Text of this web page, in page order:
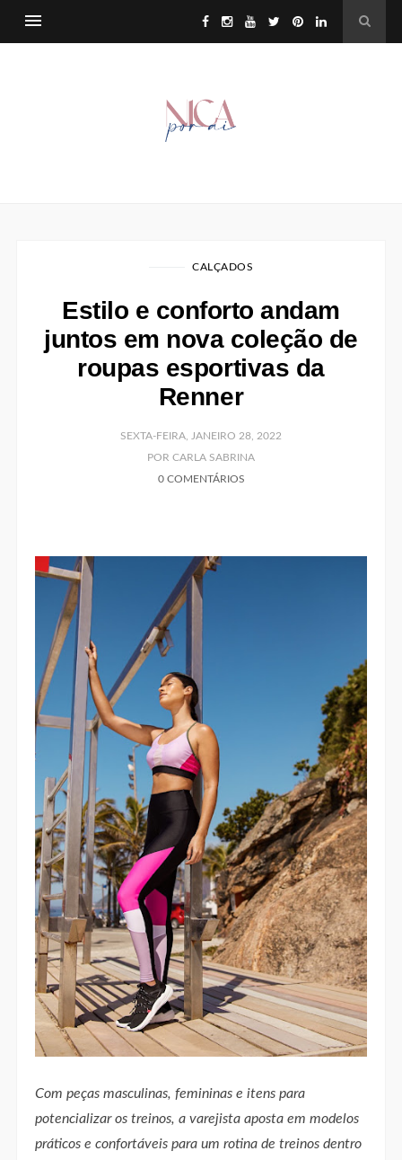
CALÇADOS
Estilo e conforto andam
juntos em nova coleção de
roupas esportivas da
Renner
SEXTA-FEIRA, JANEIRO 28, 2022
POR CARLA SABRINA
0 COMENTÁRIOS
Com peças masculinas, femininas e itens para
potencializar os treinos, a varejista aposta em modelos
práticos e confortáveis para um rotina de treinos dentro